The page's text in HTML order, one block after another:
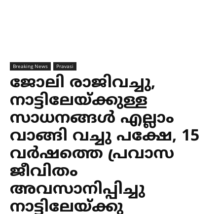
Breaking News Pravasi
ജോലി രാജിവച്ചു,
നാട്ടിലേയ്ക്കുള്ള
സാധനങ്ങള്‍ എല്ലാം
വാങ്ങി വച്ചു പക്ഷേ, 15
വര്‍ഷത്തെ പ്രവാസ
ജീവിതം
അവസാനിപ്പിച്ചു
നാട്ടിലേയ്ക്കു